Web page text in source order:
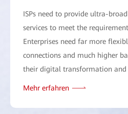
ISPs need to provide ultra-
services to meet the
Enterprises need far more
connections and much higher
their digital transformation and
Mehr erfahren